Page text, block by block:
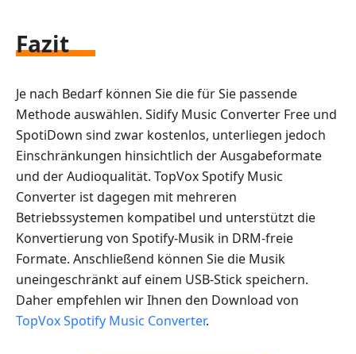
Fazit
Je nach Bedarf können Sie die für Sie passende
Methode auswählen. Sidify Music Converter Free und
SpotiDown sind zwar kostenlos, unterliegen jedoch
Einschränkungen hinsichtlich der Ausgabeformate
und der Audioqualität. TopVox Spotify Music
Converter ist dagegen mit mehreren
Betriebssystemen kompatibel und unterstützt die
Konvertierung von Spotify-Musik in DRM-freie
Formate. Anschließend können Sie die Musik
uneingeschränkt auf einem USB-Stick speichern.
Daher empfehlen wir Ihnen den Download von
TopVox Spotify Music Converter.